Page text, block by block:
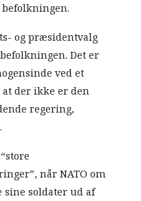
og præsidentvalg
Det er
ved et
at der ikke er den
regering,
når NATO om
soldater ud af